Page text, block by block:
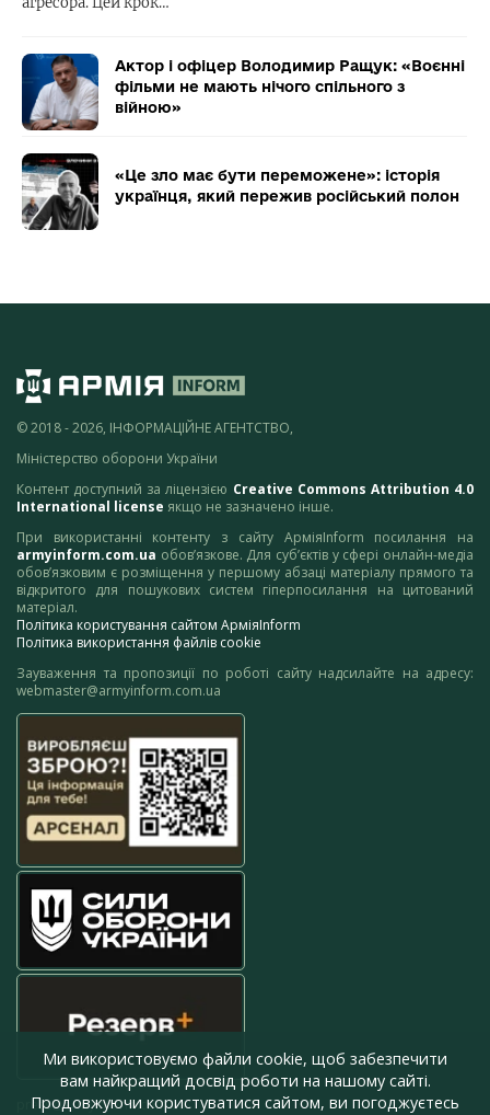
Актор і офіцер Володимир Ращук: «Воєнні
фільми не мають нічого спільного з
війною»
«Це зло має бути переможене»: історія
українця, який пережив російський полон
© 2018 - 2026, ІНФОРМАЦІЙНЕ АГЕНТСТВО,
Міністерство оборони України
Контент доступний за ліцензією Creative Commons Attribution 4.0
International license якщо не зазначено інше.
При використанні контенту з сайту АрміяInform посилання на
armyinform.com.ua обов’язкове. Для суб’єктів у сфері онлайн-медіа
обов’язковим є розміщення у першому абзаці матеріалу прямого та
відкритого для пошукових систем гіперпосилання на цитований
матеріал.
Політика користування сайтом АрміяInform
Політика використання файлів cookie
Зауваження та пропозиції по роботі сайту надсилайте на адресу:
webmaster@armyinform.com.ua
press@armyinform.com.ua
Ми використовуємо файли cookie, щоб забезпечити
вам найкращий досвід роботи на нашому сайті.
Продовжуючи користуватися сайтом, ви погоджуєтесь